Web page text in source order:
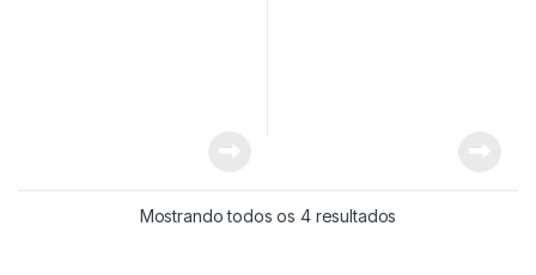
Mostrando todos os 4 resultados